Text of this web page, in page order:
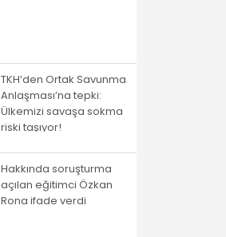
TKH’den Ortak Savunma
Anlaşması’na tepki:
Ülkemizi savaşa sokma
riski taşıyor!
Hakkında soruşturma
açılan eğitimci Özkan
Rona ifade verdi